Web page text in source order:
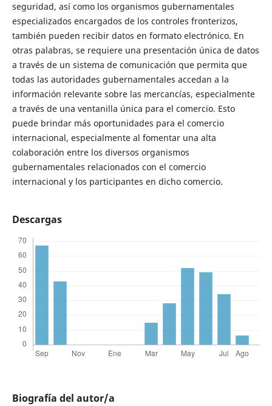
seguridad, así como los organismos gubernamentales
especializados encargados de los controles fronterizos,
también pueden recibir datos en formato electrónico. En
otras palabras, se requiere una presentación única de datos
a través de un sistema de comunicación que permita que
todas las autoridades gubernamentales accedan a la
información relevante sobre las mercancías, especialmente
a través de una ventanilla única para el comercio. Esto
puede brindar más oportunidades para el comercio
internacional, especialmente al fomentar una alta
colaboración entre los diversos organismos
gubernamentales relacionados con el comercio
internacional y los participantes en dicho comercio.
Descargas
Biografía del autor/a